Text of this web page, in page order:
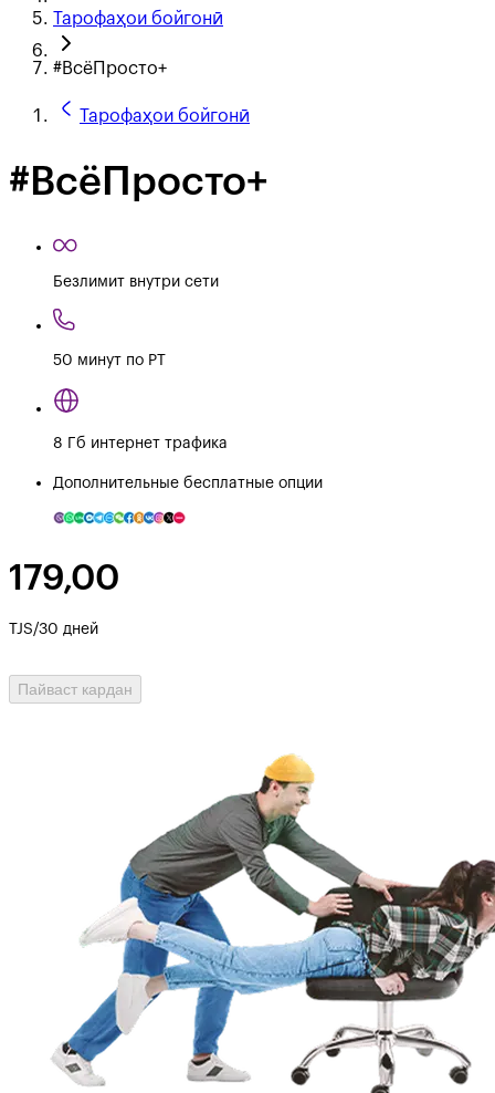
Тарофаҳои бойгонӣ
#ВсёПросто+
Тарофаҳои бойгонӣ
#ВсёПросто+
Безлимит внутри сети
50 минут по РТ
8 Гб интернет трафика
Дополнительные бесплатные опции
179,00
TJS/30 дней
Пайваст кардан